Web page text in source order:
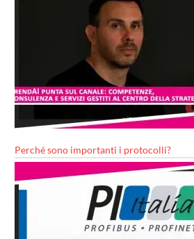
Perché sono importanti i protocolli?